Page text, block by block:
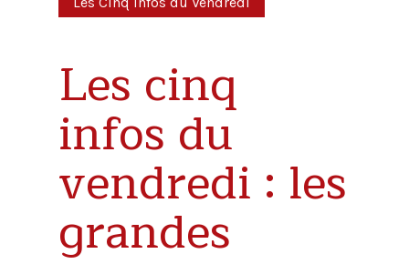
Les cinq
infos du
vendredi : les
grandes